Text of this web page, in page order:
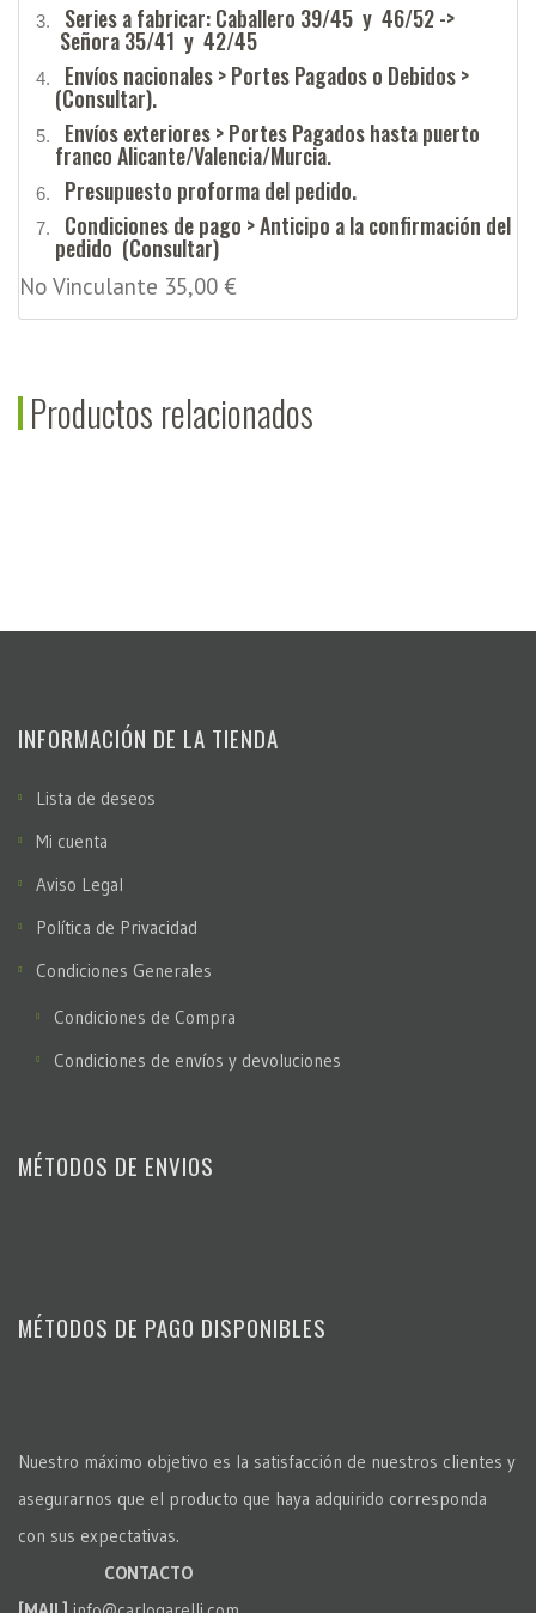
Series a fabricar: Caballero 39/45 y 46/52 ->
Señora 35/41 y 42/45
Envíos nacionales > Portes Pagados o Debidos >
(Consultar).
Envíos exteriores > Portes Pagados hasta puerto
franco Alicante/Valencia/Murcia.
Presupuesto proforma del pedido.
Condiciones de pago > Anticipo a la confirmación del
pedido (Consultar)
No Vinculante 35,00 €
Productos relacionados
INFORMACIÓN DE LA TIENDA
Lista de deseos
Mi cuenta
Aviso Legal
Política de Privacidad
Condiciones Generales
Condiciones de Compra
Condiciones de envíos y devoluciones
MÉTODOS DE ENVIOS
MÉTODOS DE PAGO DISPONIBLES
Nuestro máximo objetivo es la satisfacción de nuestros clientes y
asegurarnos que el producto que haya adquirido corresponda
con sus expectativas.
CONTACTO